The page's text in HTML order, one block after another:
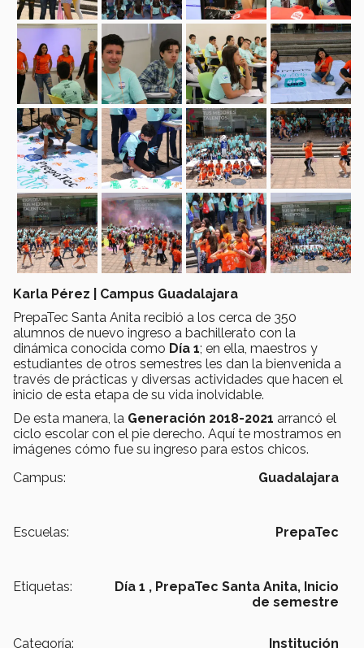
Karla Pérez | Campus Guadalajara
PrepaTec Santa Anita recibió a los cerca de 350
alumnos de nuevo ingreso a bachillerato con la
dinámica conocida como Día 1; en ella, maestros y
estudiantes de otros semestres les dan la bienvenida a
través de prácticas y diversas actividades que hacen el
inicio de esta etapa de su vida inolvidable.
De esta manera, la Generación 2018-2021 arrancó el
ciclo escolar con el pie derecho. Aquí te mostramos en
imágenes cómo fue su ingreso para estos chicos.
Campus:
Guadalajara
Escuelas: PrepaTec
Etiquetas: Día 1 , PrepaTec Santa Anita, Inicio
de semestre
Categoría: Institución